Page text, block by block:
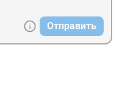
Отправить